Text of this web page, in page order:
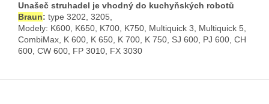
Unašeč struhadel je vhodný do kuchyňských robotů
Braun: type 3202, 3205,
Modely: K600, K650, K700, K750, Multiquick 3, Multiquick 5,
CombiMax, K 600, K 650, K 700, K 750, SJ 600, PJ 600, CH
600, CW 600, FP 3010, FX 3030